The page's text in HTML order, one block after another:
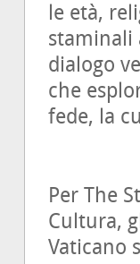
le età,
staminali
dialogo
che
fede, la
Per The
Cultura,
Vaticano